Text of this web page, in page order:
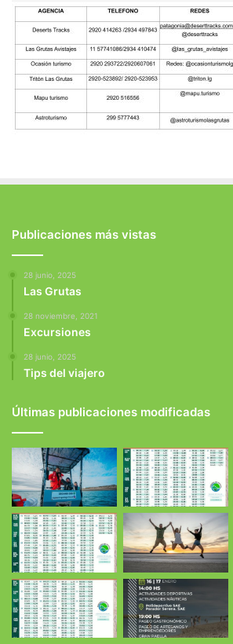
Publicaciones más vistas
28 junio, 2025
Las Grutas
28 noviembre, 2021
Excursiones
28 junio, 2025
Tips del viajero
Últimas publicaciones modificadas